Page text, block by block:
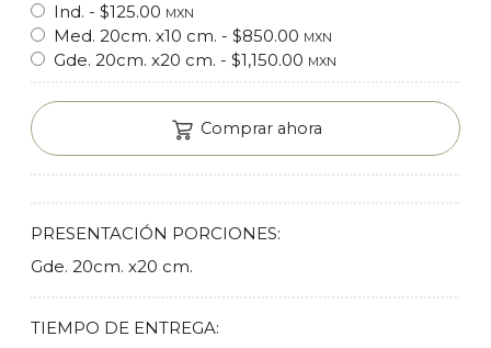
Ind. - $125.00 MXN
Med. 20cm. x10 cm. - $850.00 MXN
Gde. 20cm. x20 cm. - $1,150.00 MXN
Comprar ahora
PRESENTACIÓN PORCIONES:
Gde. 20cm. x20 cm.
TIEMPO DE ENTREGA: